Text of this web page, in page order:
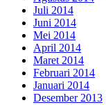
Juli 2014
Juni 2014
Mei 2014
April 2014
Maret 2014
Februari 2014
Januari 2014
Desember 2013